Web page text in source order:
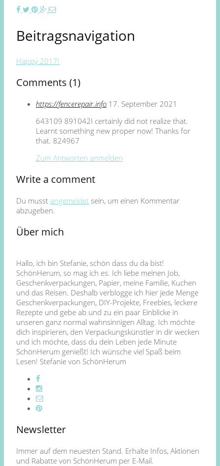
Beitragsnavigation
Happy 2017!
Comments (1)
https://fencerepair.info 17. September 2021
643109 891042I certainly did not realize that.
Learnt something new proper now! Thanks for
that. 824967
Zum Antworten anmelden
Write a comment
Du musst angemeldet sein, um einen Kommentar
abzugeben.
Über mich
Hallo, ich bin Stefanie, schön dass du da bist!
SchönHerum, so mag ich es. Ich liebe meinen Job,
Geschenkverpackungen, Papier, meine Familie, Kuchen
und das Reisen. Deshalb verblogge ich hier jede Menge
Geschenkverpackungen, DIY-Projekte, Freebies, leckere
Rezepte und gebe ab und zu ein paar Einblicke in
unseren ganz normal wahnsinnigen Alltag. Ich möchte
dich inspirieren, den Verpackungskünstler in dir wecken
und ich möchte, dass du dein Leben jede Minute
SchönHerum genießt! Ich wünsche viel Spaß beim
Lesen! Stefanie von SchönHerum
Newsletter
Immer auf dem neuesten Stand. Erhalte Infos, Aktionen
und Rabatte von SchönHerum per E-Mail.